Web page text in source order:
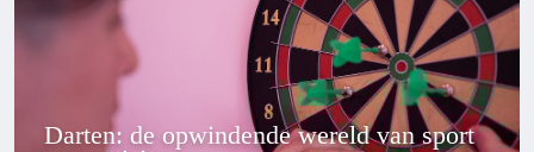
Darten: de opwindende wereld van sport